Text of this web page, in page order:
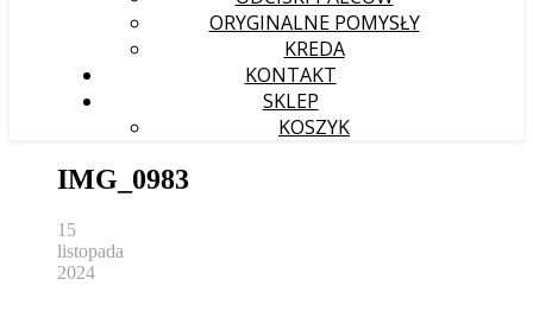
ORYGINALNE POMYSŁY
KREDA
KONTAKT
SKLEP
KOSZYK
IMG_0983
15
listopada
2024